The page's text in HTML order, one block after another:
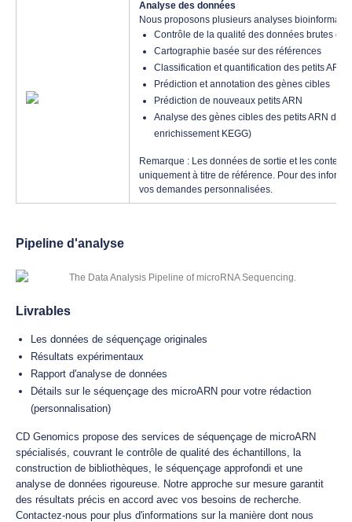
Analyse des données
Nous proposons plusieurs analyses
Contrôle de la qualité des données brutes et
Cartographie basée sur des références
Classification et quantification des petits ARN
Prédiction et annotation des gènes cibles
Prédiction de nouveaux petits ARN
Analyse des gènes cibles des petits ARN
enrichissement KEGG)
Remarque : Les données de sortie et les
uniquement à titre de référence. Pour des
vos demandes personnalisées.
Pipeline d'analyse
Livrables
Les données de séquençage originales
Résultats expérimentaux
Rapport d'analyse de données
Détails sur le séquençage des microARN pour votre rédaction
(personnalisation)
CD Genomics propose des services de séquençage de microARN
spécialisés, couvrant le contrôle de qualité des échantillons, la
construction de bibliothèques, le séquençage approfondi et une
analyse de données rigoureuse. Notre approche sur mesure garantit
des résultats précis en accord avec vos besoins de recherche.
Contactez-nous pour plus d'informations sur la manière dont nous